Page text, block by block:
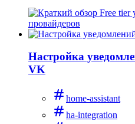
Настройка
VK
home-assistant
ha-integration